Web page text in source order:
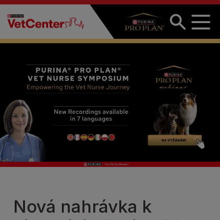
Přejít k hlavnímu obsahu
Nová nahrávka k